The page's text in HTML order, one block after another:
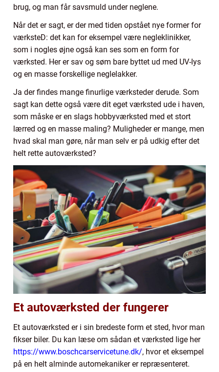
brug, og man får savsmuld under neglene.
Når det er sagt, er der med tiden opstået nye former for
værksteD: det kan for eksempel være negleklinikker,
som i nogles øjne også kan ses som en form for
værksted. Her er sav og søm bare byttet ud med UV-lys
og en masse forskellige neglelakker.
Ja der findes mange finurlige værksteder derude. Som
sagt kan dette også være dit eget værksted ude i haven,
som måske er en slags hobbyværksted med et stort
lærred og en masse maling? Muligheder er mange, men
hvad skal man gøre, når man selv er på udkig efter det
helt rette autoværksted?
Et autoværksted der fungerer
Et autoværksted er i sin bredeste form et sted, hvor man
fikser biler. Du kan læse om sådan et værksted lige her
https://www.boschcarservicetune.dk/, hvor et eksempel
på en helt alminde automekaniker er repræsenteret.